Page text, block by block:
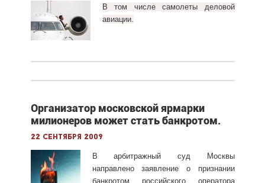
В том числе самолеты деловой
авиации.
Организатор московской ярмарки
милионеров может стать банкротом.
22 сентября 2009
В арбитражный суд Москвы
направлено заявление о признании
банкротом российского оператора